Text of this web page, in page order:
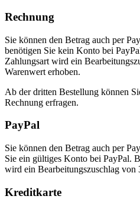
Rechnung
Sie können den Betrag auch per
benötigen Sie kein Konto bei
Zahlungsart wird ein
Warenwert erhoben.
Ab der dritten Bestellung können
Rechnung erfragen.
PayPal
Sie können den Betrag auch per
Sie ein gültiges Konto bei PayPal.
wird ein Bearbeitungszuschlag von
Kreditkarte